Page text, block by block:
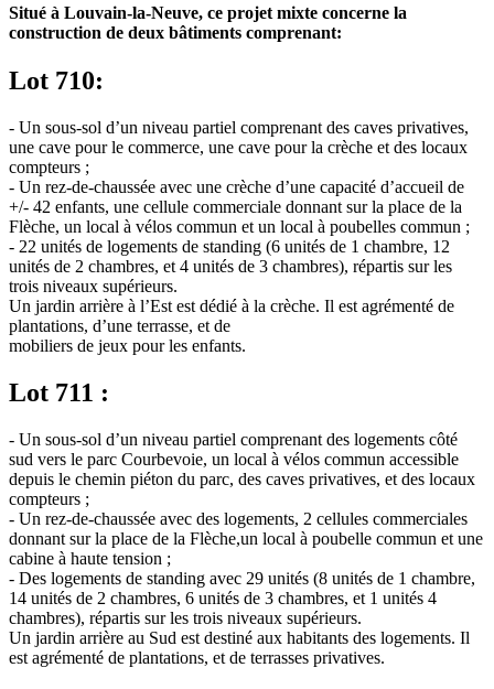
Situé à Louvain-la-Neuve, ce projet mixte concerne la
construction de deux bâtiments comprenant:
Lot 710:
- Un sous-sol d’un niveau partiel comprenant des caves privatives,
une cave pour le commerce, une cave pour la crèche et des locaux
compteurs ;
- Un rez-de-chaussée avec une crèche d’une capacité d’accueil de
+/- 42 enfants, une cellule commerciale donnant sur la place de la
Flèche, un local à vélos commun et un local à poubelles commun ;
- 22 unités de logements de standing (6 unités de 1 chambre, 12
unités de 2 chambres, et 4 unités de 3 chambres), répartis sur les
trois niveaux supérieurs.
Un jardin arrière à l’Est est dédié à la crèche. Il est agrémenté de
plantations, d’une terrasse, et de
mobiliers de jeux pour les enfants.
Lot 711 :
- Un sous-sol d’un niveau partiel comprenant des logements côté
sud vers le parc Courbevoie, un local à vélos commun accessible
depuis le chemin piéton du parc, des caves privatives, et des locaux
compteurs ;
- Un rez-de-chaussée avec des logements, 2 cellules commerciales
donnant sur la place de la Flèche,un local à poubelle commun et une
cabine à haute tension ;
- Des logements de standing avec 29 unités (8 unités de 1 chambre,
14 unités de 2 chambres, 6 unités de 3 chambres, et 1 unités 4
chambres), répartis sur les trois niveaux supérieurs.
Un jardin arrière au Sud est destiné aux habitants des logements. Il
est agrémenté de plantations, et de terrasses privatives.